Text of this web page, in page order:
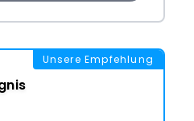
Unsere Empfehlung